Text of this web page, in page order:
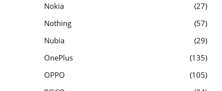
Nokia
27
Nothing
57
Nubia
29
OnePlus
135
OPPO
105